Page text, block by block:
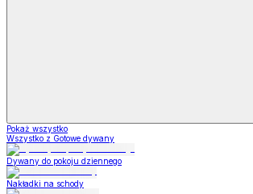
Pokaż wszystko
Wszystko z Gotowe dywany
Dywany do pokoju dziennego
Nakładki na schody